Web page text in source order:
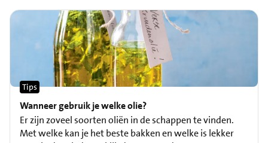
Wanneer gebruik je welke olie?
Tips
Er zijn zoveel soorten oliën in de schappen te vinden.
Met welke kan je het beste bakken en welke is lekker